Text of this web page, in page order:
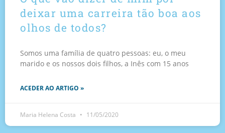
deixar uma carreira tão boa aos
olhos de todos?
Somos uma família de quatro pessoas: eu, o meu
marido e os nossos dois filhos, a Inês com 15 anos
ACEDER AO ARTIGO »
Maria Helena Costa 11/05/2020